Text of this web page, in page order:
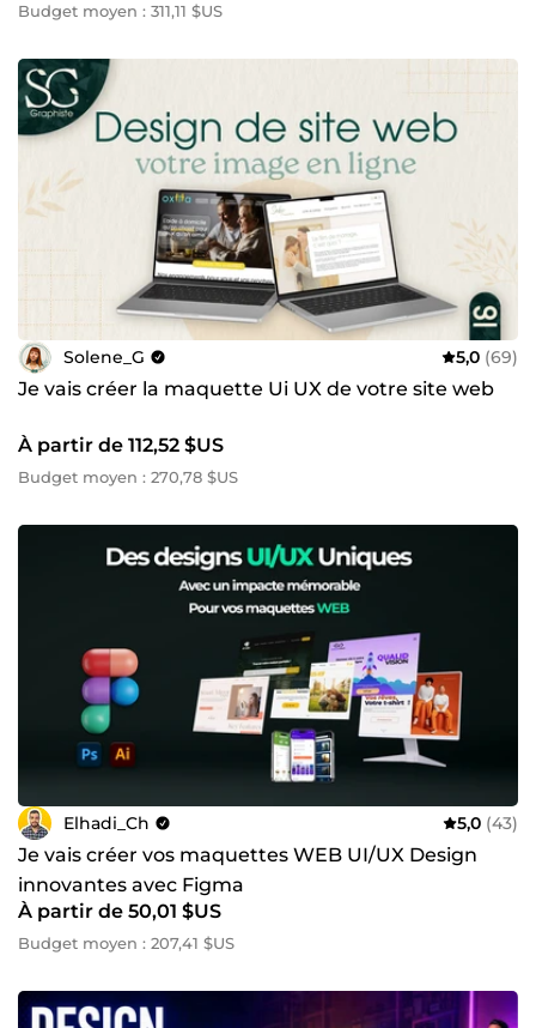
Budget moyen : 311,11 $US
Solene_G 5,0 (69)
Je vais créer la maquette Ui UX de votre site web
À partir de 112,52 $US
Budget moyen : 270,78 $US
Elhadi_Ch 5,0 (43)
Je vais créer vos maquettes WEB UI/UX Design
innovantes avec Figma
À partir de 50,01 $US
Budget moyen : 207,41 $US